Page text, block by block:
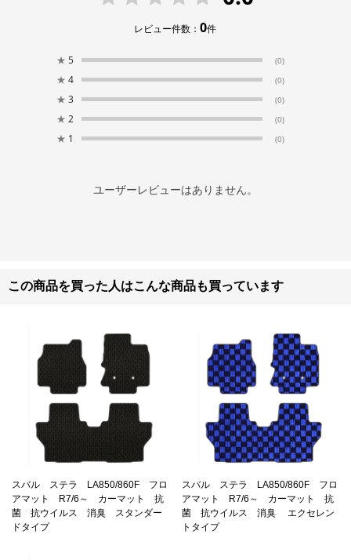
レビュー件数：0件
★ 5 (0)
★ 4 (0)
★ 3 (0)
★ 2 (0)
★ 1 (0)
ユーザーレビューはありません。
この商品を買った人はこんな商品も買っています
スバル ステラ LA850/860F フロ
アマット R7/6～ カーマット 抗
菌 抗ウイルス 消臭 スタンダー
ドタイプ
スバル ステラ LA850/860F フロ
アマット R7/6～ カーマット 抗
菌 抗ウイルス 消臭 エクセレン
トタイプ